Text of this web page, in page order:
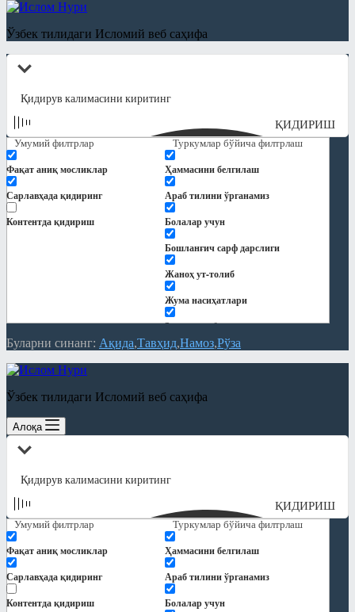
Ўзбек тилидаги Исломий веб саҳифа
ҚИДИРИШ
Умумий филтрлар
Фақат аниқ мосликлар
Сарлавҳада қидиринг
Контентда қидириш
Туркумлар бўйича филтрлаш
Ҳаммасини белгилаш
Араб тилини ўрганамиз
Болалар учун
Бошланғич сарф дарслиги
Жаноҳ ут-толиб
Жума насиҳатлари
Закот китоби
Китоблар
Қуръон тафсири
Ақида
Замонавий мавзулар
Намоз
Никоҳ ва оила
Панд-насиҳат
Буларни синанг: Ақида Тавҳид Намоз Рўза
Ўзбек тилидаги Исломий веб саҳифа
Алоқа
ҚИДИРИШ
Умумий филтрлар
Фақат аниқ мосликлар
Сарлавҳада қидиринг
Контентда қидириш
Туркумлар бўйича филтрлаш
Ҳаммасини белгилаш
Араб тилини ўрганамиз
Болалар учун